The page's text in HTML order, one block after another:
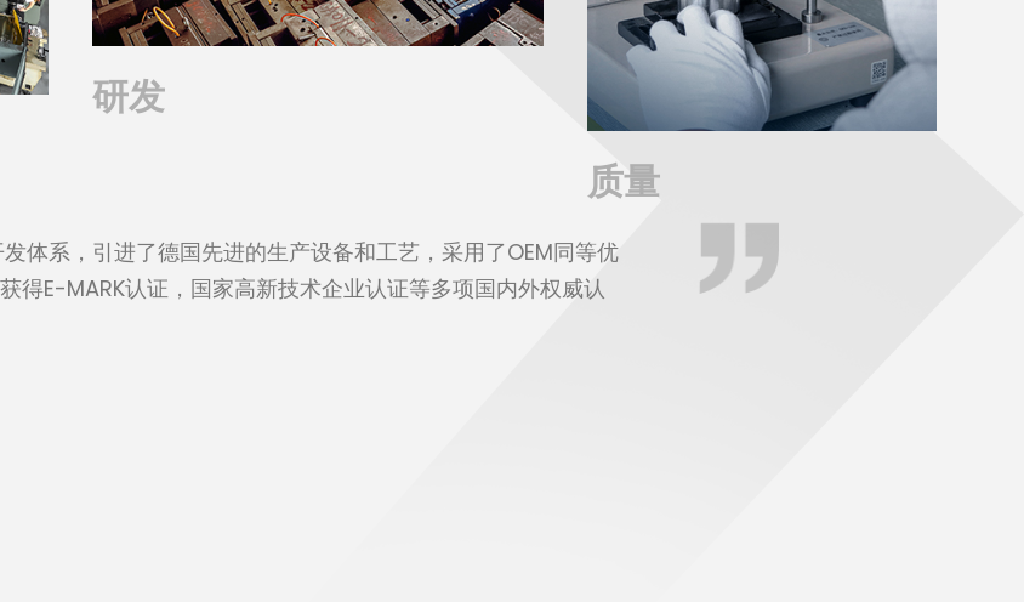
研发
质量
体系，引进了德国先进的生产设备和工艺，采用了OEM同等优
得E-MARK认证，国家高新技术企业认证等多项国内外权威认
研发